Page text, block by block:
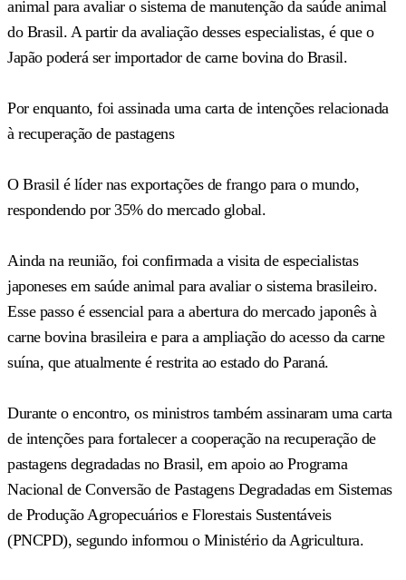
animal para avaliar o sistema de manutenção da saúde animal
do Brasil. A partir da avaliação desses especialistas, é que o
Japão poderá ser importador de carne bovina do Brasil.
Por enquanto, foi assinada uma carta de intenções relacionada
à recuperação de pastagens
O Brasil é líder nas exportações de frango para o mundo,
respondendo por 35% do mercado global.
Ainda na reunião, foi confirmada a visita de especialistas
japoneses em saúde animal para avaliar o sistema brasileiro.
Esse passo é essencial para a abertura do mercado japonês à
carne bovina brasileira e para a ampliação do acesso da carne
suína, que atualmente é restrita ao estado do Paraná.
Durante o encontro, os ministros também assinaram uma carta
de intenções para fortalecer a cooperação na recuperação de
pastagens degradadas no Brasil, em apoio ao Programa
Nacional de Conversão de Pastagens Degradadas em Sistemas
de Produção Agropecuários e Florestais Sustentáveis
(PNCPD), segundo informou o Ministério da Agricultura.